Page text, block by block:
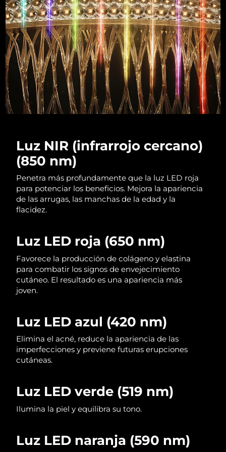
Luz NIR (infrarrojo cercano)
(850 nm)
Penetra más profundamente que la luz LED roja
para potenciar los beneficios. Mejora la apariencia
de las arrugas, las manchas de la edad y la
flacidez.
Luz LED roja (650 nm)
Favorece la producción de colágeno y elastina
para combatir los signos de envejecimiento
cutáneo. El resultado es una apariencia más
joven.
Luz LED azul (420 nm)
Elimina el acné, reduce la apariencia de las
imperfecciones y previene futuras erupciones
cutáneas.
Luz LED verde (519 nm)
Ilumina la piel y equilibra su tono.
Luz LED naranja (590 nm)
RAE de Macao
(China)
Entrega prevista8/11/26
Malasia Entrega prevista8/12/26
Malta Entrega prevista8/9/26
México Entrega prevista8/13/26
Países Bajos Entrega prevista8/9/26
Nueva Zelanda Entrega prevista8/9/26
Noruega Entrega prevista
Filipinas Entrega prevista
Polonia Entrega prevista
Portugal
Puerto Rico Entrega prevista
Catar Entrega prevista
Reunión
Rumanía Entrega prevista
Rusia Entrega prevista
Arabia Saudí Entrega prevista 8/10/26